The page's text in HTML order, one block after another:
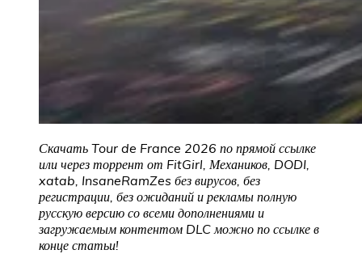
Скачать Tour de France 2026 по прямой ссылке
или через торрент от FitGirl, Механиков, DODI,
xatab, InsaneRamZes без вирусов, без
регистрации, без ожиданий и рекламы полную
русскую версию со всеми дополнениями и
загружаемым контентом DLC можно по ссылке в
конце статьи!